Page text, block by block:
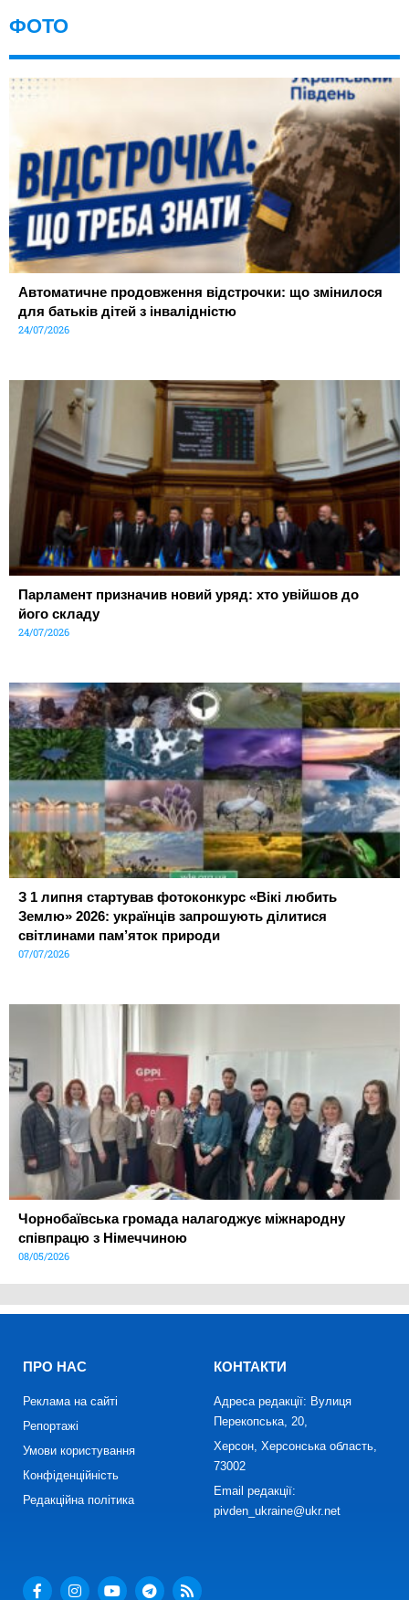
ФОТО
Автоматичне продовження відстрочки: що змінилося
для батьків дітей з інвалідністю
24/07/2026
Парламент призначив новий уряд: хто увійшов до
його складу
24/07/2026
З 1 липня стартував фотоконкурс «Вікі любить
Землю» 2026: українців запрошують ділитися
світлинами пам’яток природи
07/07/2026
Чорнобаївська громада налагоджує міжнародну
співпрацю з Німеччиною
08/05/2026
ПРО НАС
Реклама на сайті
Репортажі
Умови користування
Конфіденційність
Редакційна політика
КОНТАКТИ
Адреса редакції: Вулиця
Перекопська, 20,
Херсон, Херсонська область,
73002
Email редакції:
pivden_ukraine@ukr.net